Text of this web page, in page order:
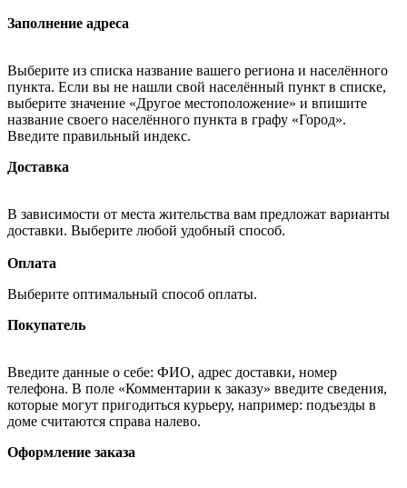
Заполнение адреса
Выберите из списка название вашего региона и населённого
пункта. Если вы не нашли свой населённый пункт в списке,
выберите значение «Другое местоположение» и впишите
название своего населённого пункта в графу «Город».
Введите правильный индекс.
Доставка
В зависимости от места жительства вам предложат варианты
доставки. Выберите любой удобный способ.
Оплата
Выберите оптимальный способ оплаты.
Покупатель
Введите данные о себе: ФИО, адрес доставки, номер
телефона. В поле «Комментарии к заказу» введите сведения,
которые могут пригодиться курьеру, например: подъезды в
доме считаются справа налево.
Оформление заказа